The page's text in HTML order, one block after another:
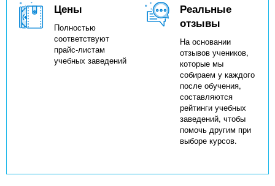
Цены
Полностью
соответствуют
прайс-листам
учебных заведений
Реальные
отзывы
На основании
отзывов учеников,
которые мы
собираем у каждого
после обучения,
составляются
рейтинги учебных
заведений, чтобы
помочь другим при
выборе курсов.